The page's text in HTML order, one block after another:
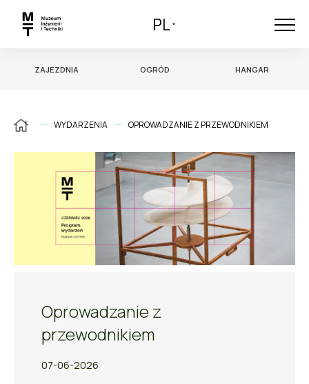
PL
ZAJEZDNIA OGRÓD HANGAR
WYDARZENIA OPROWADZANIE Z PRZEWODNIKIEM
Oprowadzanie z
przewodnikiem
07-06-2026